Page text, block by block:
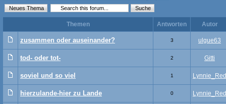
Themen Antworten Autor
zusammen oder auseinander? 3 ulgue63
tod- oder tot- 2 Gitti
soviel und so viel 1 Lynnie_Red
hierzulande-hier zu Lande 0 Lynnie_Red